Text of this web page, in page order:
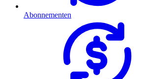
Abonnementen